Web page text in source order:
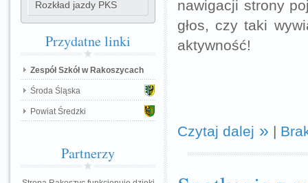
nawigacji strony
głos, czy taki
aktywność!
Czytaj dalej |
Rozkład jazdy PKS
Przydatnelinki
Zespół Szkół w Rakoszycach
Środa Śląska
Powiat Średzki
Partnerzy